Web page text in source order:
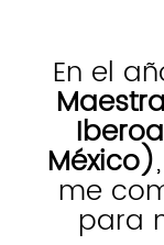
En el
México)
me
para